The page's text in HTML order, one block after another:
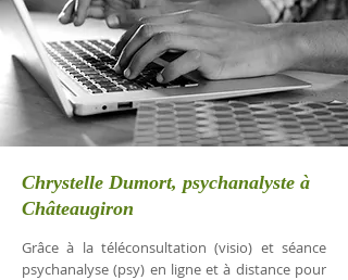
Chrystelle Dumort, psychanalyste à
Châteaugiron
Grâce à la téléconsultation (visio) et séance
psychanalyse (psy) en ligne et à distance pour